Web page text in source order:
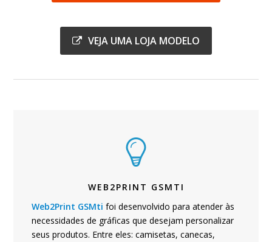
VEJA UMA LOJA MODELO
WEB2PRINT GSMTI
Web2Print GSMti foi desenvolvido para atender às
necessidades de gráficas que desejam personalizar
seus produtos. Entre eles: camisetas, canecas,